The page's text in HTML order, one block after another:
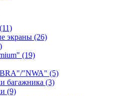
экраны (26)
(19)
"NWA" (5)
багажника (3)
(9)